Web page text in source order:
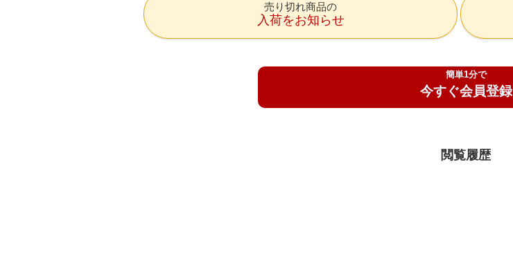
売り切れ商品の
入荷をお知らせ
簡単1分で
今すぐ会員登録
閲覧履歴